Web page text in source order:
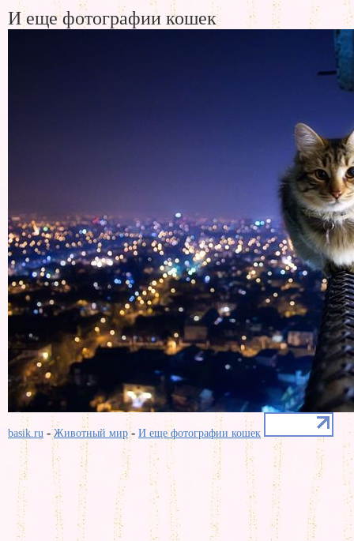
И еще фотографии кошек
basik.ru -Животный мир- И еще фотографии кошек